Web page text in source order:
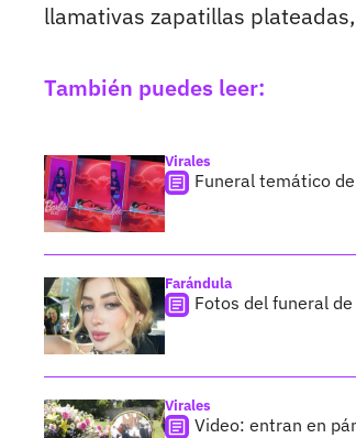
llamativas zapatillas plateadas,
También puedes leer:
Virales
Funeral temático
Farándula
Fotos del funeral
Virales
Video: entran en